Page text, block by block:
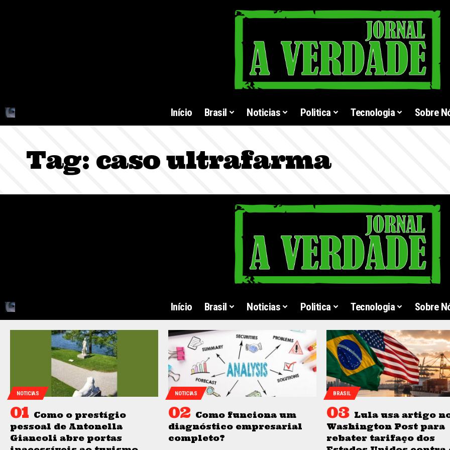
Início Brasil Noticias Politica Tecnologia Sobre
Tag: caso ultrafarma
Início Brasil Noticias Politica Tecnologia Sobre
NOTICIAS
Como o prestígio
pessoal de Antonella
Giancoli abre portas
NOTICIAS
Como funciona um
diagnóstico empresarial
completo?
BRASIL
Lula usa artigo
Washington Post para
rebater tarifaço dos